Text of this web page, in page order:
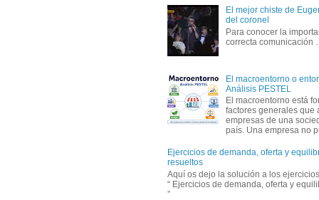
El mejor chiste de
del coronel
Para conocer la
correcta
El macroentorno o
Análisis PESTEL
El macroentorno está
factores generales que
empresas de una
país. Una empresa no
Ejercicios de demanda, oferta y
resueltos
Aquí os dejo la solución a los
“ Ejercicios de demanda, oferta y
”